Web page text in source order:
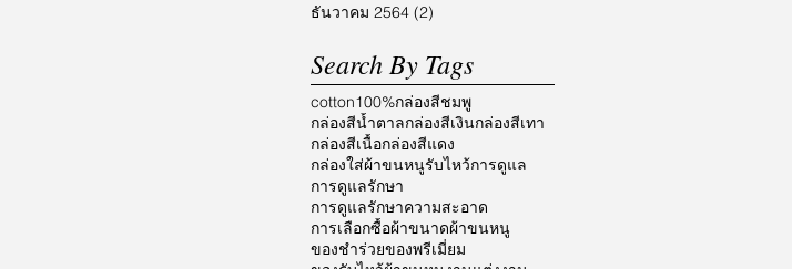
ธันวาคม 2564 (2)
Search By Tags
cotton100%กล่องสีชมพู
กล่องสีน้ำตาลกล่องสีเงินกล่องสีเทา
กล่องสีเนื้อกล่องสีแดง
กล่องใส่ผ้าขนหนูรับไหว้การดูแล
การดูแลรักษา
การดูแลรักษาความสะอาด
การเลือกซื้อผ้าขนาดผ้าขนหนู
ของชำร่วยของพรีเมี่ยม